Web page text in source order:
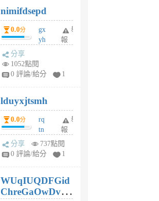
U
5
個
月
nimifdsepd
0.0分
gx
yh
jl
月
前
舉
報
分享
1052點閱
0 評論/給分
1
lduyxjtsmh
0.0分
rq
tn
jt
gl
個
月
舉
報
分享
737點閱
0 評論/給分
1
WUqIUQDFGid
ChreGaOwDv